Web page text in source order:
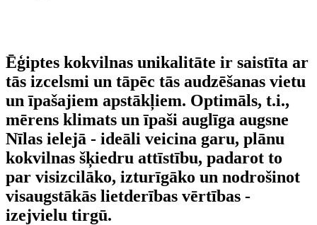
Ēģiptes kokvilnas unikalitāte ir saistīta ar
tās izcelsmi un tāpēc tās audzēšanas vietu
un īpašajiem apstākļiem. Optimāls, t.i.,
mērens klimats un īpaši auglīga augsne
Nīlas ielejā - ideāli veicina garu, plānu
kokvilnas šķiedru attīstību, padarot to
par visizcilāko, izturīgāko un nodrošinot
visaugstākās lietderības vērtības -
izejvielu tirgū.